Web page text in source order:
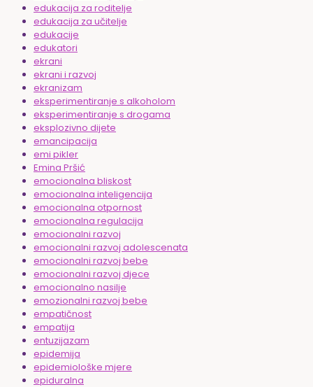
edukacija za roditelje
edukacija za učitelje
edukacije
edukatori
ekrani
ekrani i razvoj
ekranizam
eksperimentiranje s alkoholom
eksperimentiranje s drogama
eksplozivno dijete
emancipacija
emi pikler
Emina Pršić
emocionalna bliskost
emocionalna inteligencija
emocionalna otpornost
emocionalna regulacija
emocionalni razvoj
emocionalni razvoj adolescenata
emocionalni razvoj bebe
emocionalni razvoj djece
emocionalno nasilje
emozionalni razvoj bebe
empatičnost
empatija
entuzijazam
epidemija
epidemiološke mjere
epiduralna